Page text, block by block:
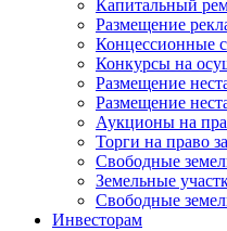
Капитальный
Размещение
Концессионные
Конкурсы на
Размещение
Размещение
Аукционы на
Торги на право
Свободные
Земельные
Свободные
Инвесторам